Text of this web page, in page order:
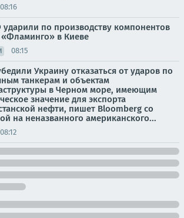
08:16
по производству компонентов
«Фламинго» в Киеве
08:15
Украину отказаться от ударов по
танкерам и объектам
в Черном море, имеющим
значение для экспорта
нефти, пишет Bloomberg со
на неназванного американского...
08:12